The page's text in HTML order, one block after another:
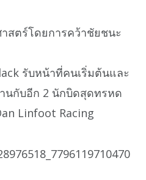
สตร์โดยการคว้าชัยชนะ
รับหน้าที่คนเริ่มต้นและ
นกับอีก 2 นักบิดสุดทรหด
Linfoot Racing